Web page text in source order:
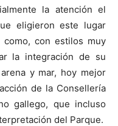
la atención el
eligieron este lugar
con estilos muy
la integración de su
y mar, hoy mejor
de la Consellería
gallego, que incluso
del Parque.